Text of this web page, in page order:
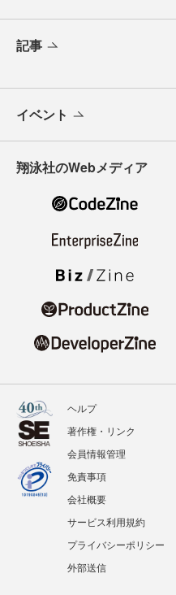
記事
イベント
翔泳社のWebメディア
ヘルプ
著作権・リンク
会員情報管理
免責事項
会社概要
サービス利用規約
プライバシーポリシー
外部送信